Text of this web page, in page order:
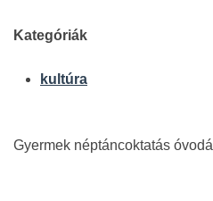
Kategóriák
kultúra
Gyermek néptáncoktatás